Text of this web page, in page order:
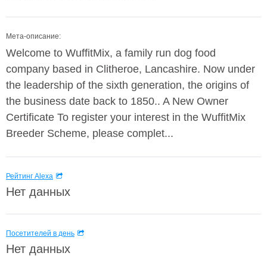
Мета-описание:
Welcome to WuffitMix, a family run dog food
company based in Clitheroe, Lancashire. Now under
the leadership of the sixth generation, the origins of
the business date back to 1850.. A New Owner
Certificate ​ To register your interest in the WuffitMix
Breeder Scheme, please complet...
Рейтинг Alexa
Нет данных
Посетителей в день
Нет данных